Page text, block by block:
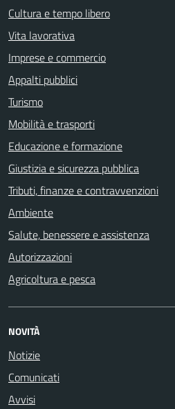
Cultura e tempo libero
Vita lavorativa
Imprese e commercio
Appalti pubblici
Turismo
Mobilità e trasporti
Educazione e formazione
Giustizia e sicurezza pubblica
Tributi, finanze e contravvenzioni
Ambiente
Salute, benessere e assistenza
Autorizzazioni
Agricoltura e pesca
NOVITÀ
Notizie
Comunicati
Avvisi